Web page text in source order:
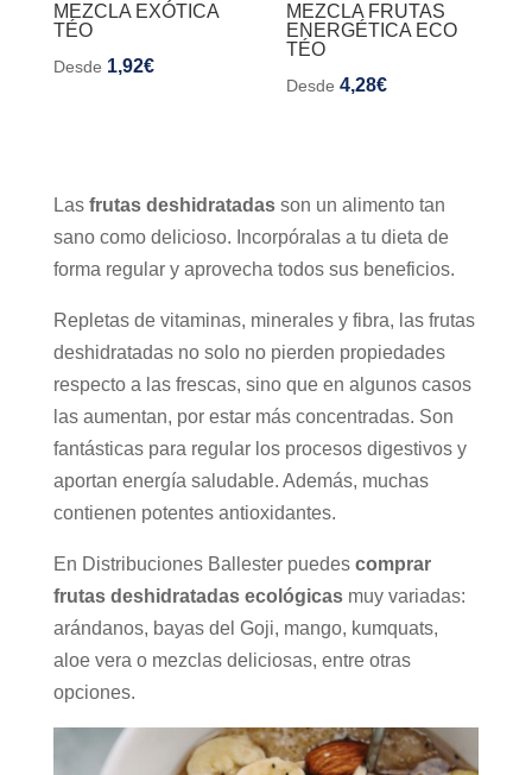
MEZCLA EXÓTICA
TÉO
Desde 1,92€
MEZCLA FRUTAS
ENERGÉTICA ECO
TÉO
Desde4,28€
Las frutas deshidratadasson un alimento tan
sano como delicioso. Incorpóralas a tu dieta de
forma regular y aprovecha todos sus beneficios.
Repletas de vitaminas, minerales y fibra, las frutas
deshidratadas no solo no pierden propiedades
respecto a las frescas, sino que en algunos casos
las aumentan, por estar más concentradas. Son
fantásticas para regular los procesos digestivos y
aportan energía saludable. Además, muchas
contienen potentes antioxidantes.
En Distribuciones Ballester puedes comprar
frutas deshidratadas ecológicasmuy variadas:
arándanos, bayas del Goji, mango, kumquats,
aloe vera o mezclas deliciosas, entre otras
opciones.